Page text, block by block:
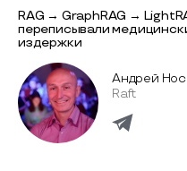
RAG → GraphRAG →
переписывали
издержки
Андрей
Raft